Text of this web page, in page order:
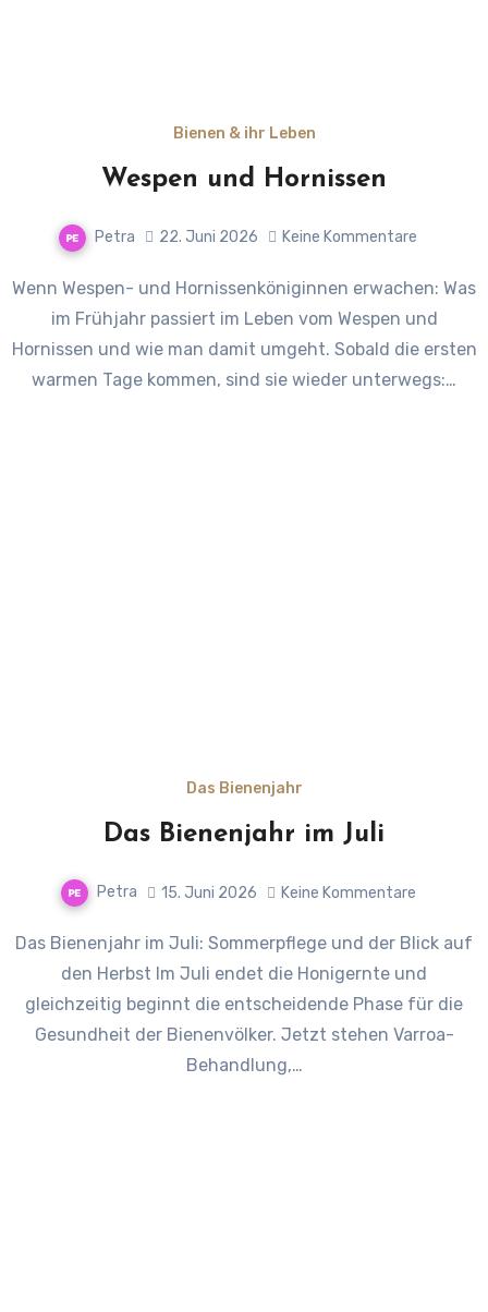
Bienen & ihr Leben
Wespen und Hornissen
Petra 22. Juni 2026 Keine Kommentare
Wenn Wespen- und Hornissenköniginnen erwachen: Was
im Frühjahr passiert im Leben vom Wespen und
Hornissen und wie man damit umgeht. Sobald die ersten
warmen Tage kommen, sind sie wieder unterwegs:…
Das Bienenjahr
Das Bienenjahr im Juli
Petra 15. Juni 2026 Keine Kommentare
Das Bienenjahr im Juli: Sommerpflege und der Blick auf
den Herbst Im Juli endet die Honigernte und
gleichzeitig beginnt die entscheidende Phase für die
Gesundheit der Bienenvölker. Jetzt stehen Varroa-
Behandlung,…